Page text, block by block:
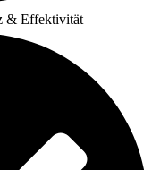
& Effektivität